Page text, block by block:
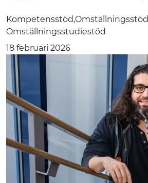
Kompetensstöd Omställningsstöd
Omställningsstudiestöd
18 februari 2026